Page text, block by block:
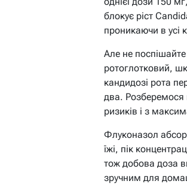
блокує ріст
проникаючи в усі
Але не
ротоглотковий,
кандидозі рота
два.
ризиків і з
Флуконазол
їжі, пік
тож добова доза
зручним для